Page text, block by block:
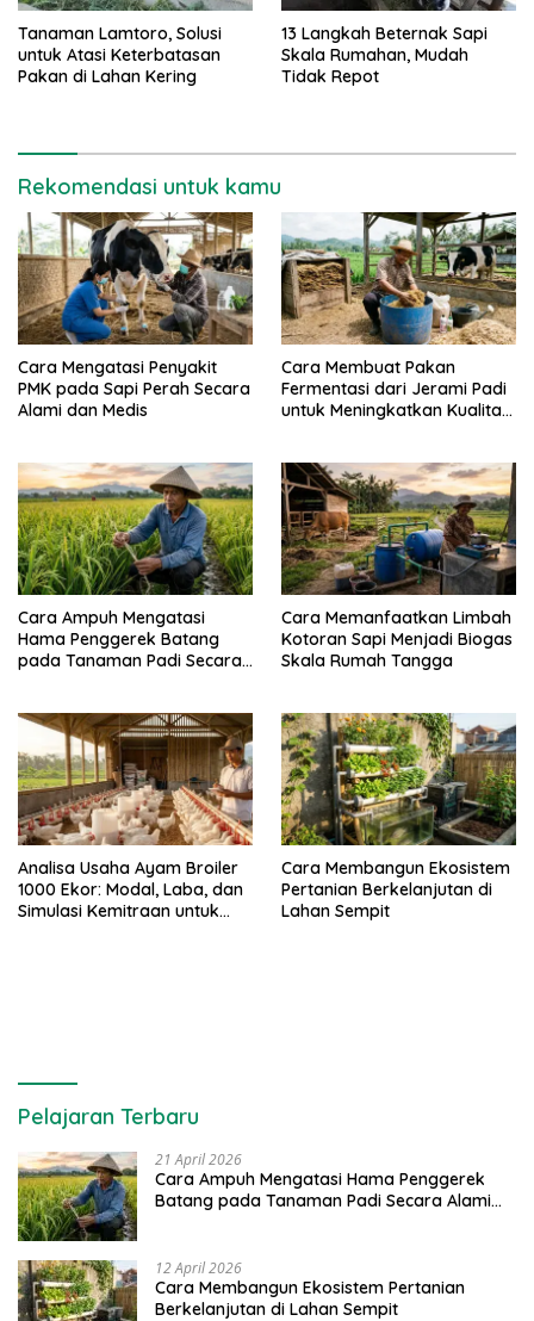
Tanaman Lamtoro, Solusi
untuk Atasi Keterbatasan
Pakan di Lahan Kering
13 Langkah Beternak Sapi
Skala Rumahan, Mudah
Tidak Repot
Rekomendasi untuk kamu
Cara Mengatasi Penyakit
PMK pada Sapi Perah Secara
Alami dan Medis
Cara Membuat Pakan
Fermentasi dari Jerami Padi
untuk Meningkatkan Kualitas
Cara Ampuh Mengatasi
Hama Penggerek Batang
pada Tanaman Padi Secara
Cara Memanfaatkan Limbah
Kotoran Sapi Menjadi Biogas
Skala Rumah Tangga
Analisa Usaha Ayam Broiler
1000 Ekor: Modal, Laba, dan
Simulasi Kemitraan untuk
Cara Membangun Ekosistem
Pertanian Berkelanjutan di
Lahan Sempit
Pelajaran Terbaru
21 April 2026
Cara Ampuh Mengatasi Hama Penggerek
Batang pada Tanaman Padi Secara Alami
12 April 2026
Cara Membangun Ekosistem Pertanian
Berkelanjutan di Lahan Sempit